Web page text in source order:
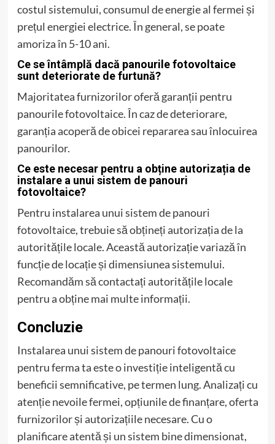
costul sistemului, consumul de energie al fermei și
prețul energiei electrice. În general, se poate
amoriza în 5-10 ani.
Ce se întâmplă dacă panourile fotovoltaice
sunt deteriorate de furtună?
Majoritatea furnizorilor oferă garanții pentru
panourile fotovoltaice. În caz de deteriorare,
garanția acoperă de obicei repararea sau înlocuirea
panourilor.
Ce este necesar pentru a obține autorizația de
instalare a unui sistem de panouri
fotovoltaice?
Pentru instalarea unui sistem de panouri
fotovoltaice, trebuie să obțineți autorizația de la
autoritățile locale. Această autorizație variază în
funcție de locație și dimensiunea sistemului.
Recomandăm să contactați autoritățile locale
pentru a obține mai multe informații.
Concluzie
Instalarea unui sistem de panouri fotovoltaice
pentru ferma ta este o investiție inteligentă cu
beneficii semnificative, pe termen lung. Analizați cu
atenție nevoile fermei, opțiunile de finanțare, oferta
furnizorilor și autorizațiile necesare. Cu o
planificare atentă și un sistem bine dimensionat,